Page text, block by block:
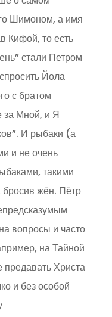
Шимоном, а имя
Кифой, то есть
стали Петром
Йола
с братом
за Мной, и Я
И рыбаки (а
и не очень
такими
жён. Пётр
вопросы и часто
на Тайной
предавать Христа
и без особой